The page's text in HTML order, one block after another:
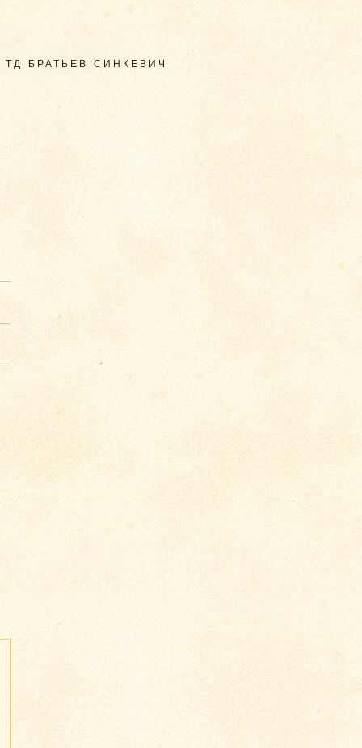
БРАТЬЕВ СИНКЕВИЧ